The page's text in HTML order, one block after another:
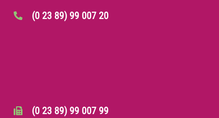
(0 23 89) 99 007 20
(0 23 89) 99 007 99